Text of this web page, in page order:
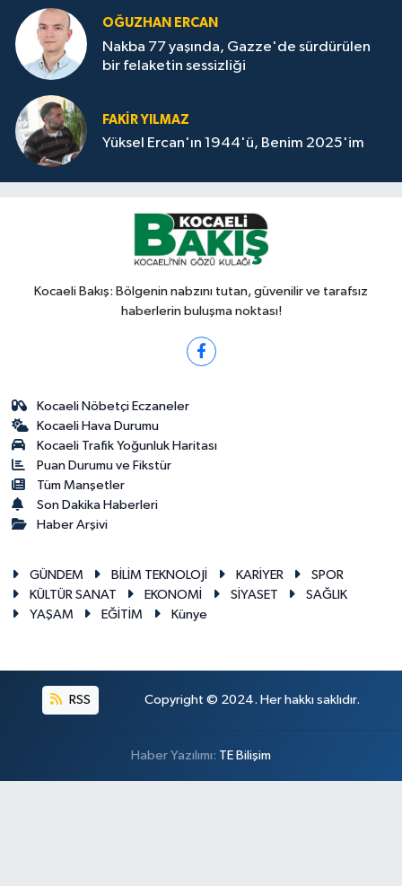
OĞUZHAN ERCAN
Nakba 77 yaşında, Gazze'de sürdürülen
bir felaketin sessizliği
FAKİR YILMAZ
Yüksel Ercan'ın 1944'ü, Benim 2025'im
Kocaeli Bakış: Bölgenin nabzını tutan, güvenilir ve tarafsız
haberlerin buluşma noktası!
Kocaeli Nöbetçi Eczaneler
Kocaeli Hava Durumu
Kocaeli Trafik Yoğunluk Haritası
Puan Durumu ve Fikstür
Tüm Manşetler
Son Dakika Haberleri
Haber Arşivi
GÜNDEM BİLİM TEKNOLOJİ KARİYER
SPOR
KÜLTÜR SANAT
EKONOMİ SİYASET
SAĞLIK
YAŞAM
EĞİTİM Künye
RSS Copyright © 2024. Her hakkı saklıdır.
Haber Yazılımı: TE Bilişim